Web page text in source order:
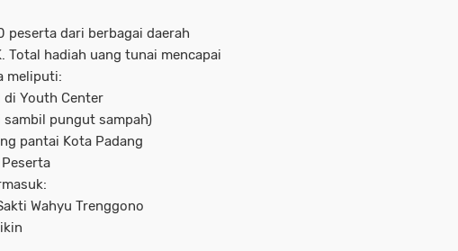
peserta dari berbagai daerah
Total hadiah uang tunai mencapai
meliputi:
Youth Center
pungut sampah)
pantai Kota Padang
Wahyu Trenggono